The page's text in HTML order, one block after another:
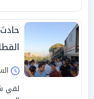
السبت 22/
لقي